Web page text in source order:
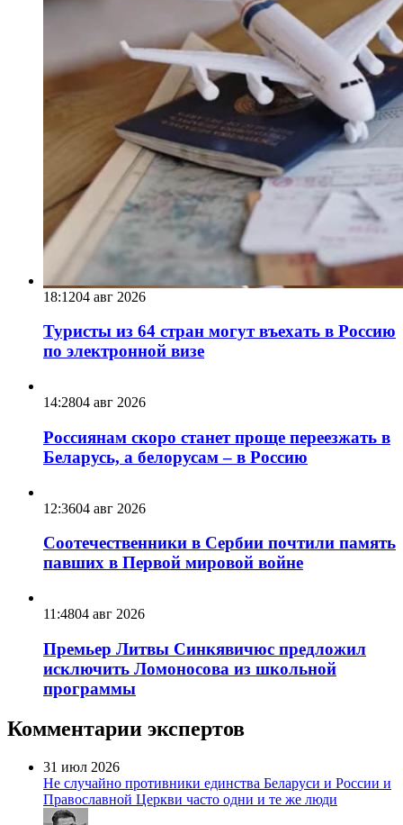
18:1204 авг 2026
Туристы из 64 стран могут въехать в Россию
по электронной визе
14:2804 авг 2026
Россиянам скоро станет проще переезжать в
Беларусь, а белорусам – в Россию
12:3604 авг 2026
Соотечественники в Сербии почтили память
павших в Первой мировой войне
11:4804 авг 2026
Премьер Литвы Синкявичюс предложил
исключить Ломоносова из школьной
программы
Комментарии экспертов
31 июл 2026
Не случайно противники единства Беларуси и России и
Православной Церкви часто одни и те же люди